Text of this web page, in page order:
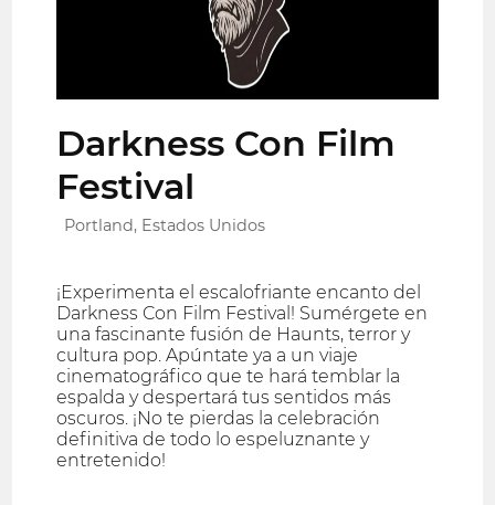
Darkness Con Film
Festival
Portland, Estados Unidos
¡Experimenta el escalofriante encanto del
Darkness Con Film Festival! Sumérgete en
una fascinante fusión de Haunts, terror y
cultura pop. Apúntate ya a un viaje
cinematográfico que te hará temblar la
espalda y despertará tus sentidos más
oscuros. ¡No te pierdas la celebración
definitiva de todo lo espeluznante y
entretenido!